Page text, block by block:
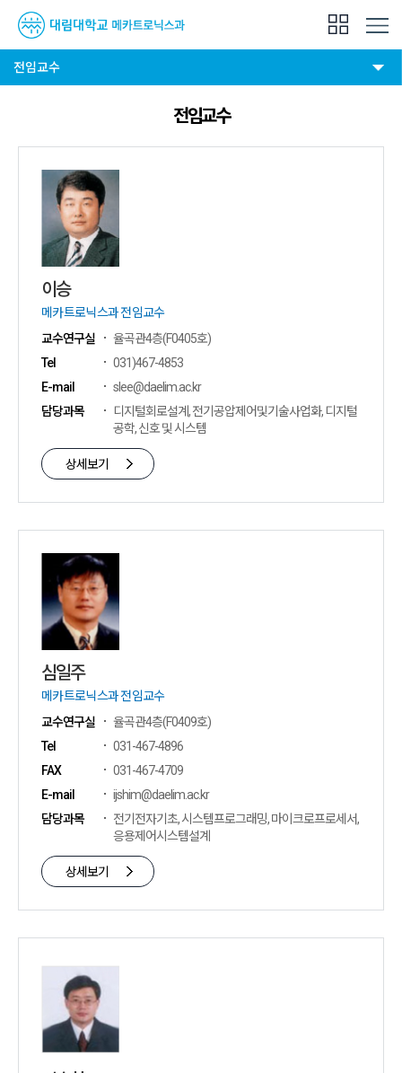
전임교수
전임교수
이승
메카트로닉스과 전임교수
교수연구실
율곡관4층(F0405호)
Tel
031)467-4853
E-mail
slee@daelim.ac.kr
담당과목
디지털회로설계, 전기공압제어및기술사업화, 디지털
공학, 신호 및 시스템
상세보기
심일주
메카트로닉스과 전임교수
교수연구실
율곡관4층(F0409호)
Tel
031-467-4896
FAX
031-467-4709
E-mail
ijshim@daelim.ac.kr
담당과목
전기전자기초, 시스템프로그래밍, 마이크로프로세서,
응용제어시스템설계
상세보기